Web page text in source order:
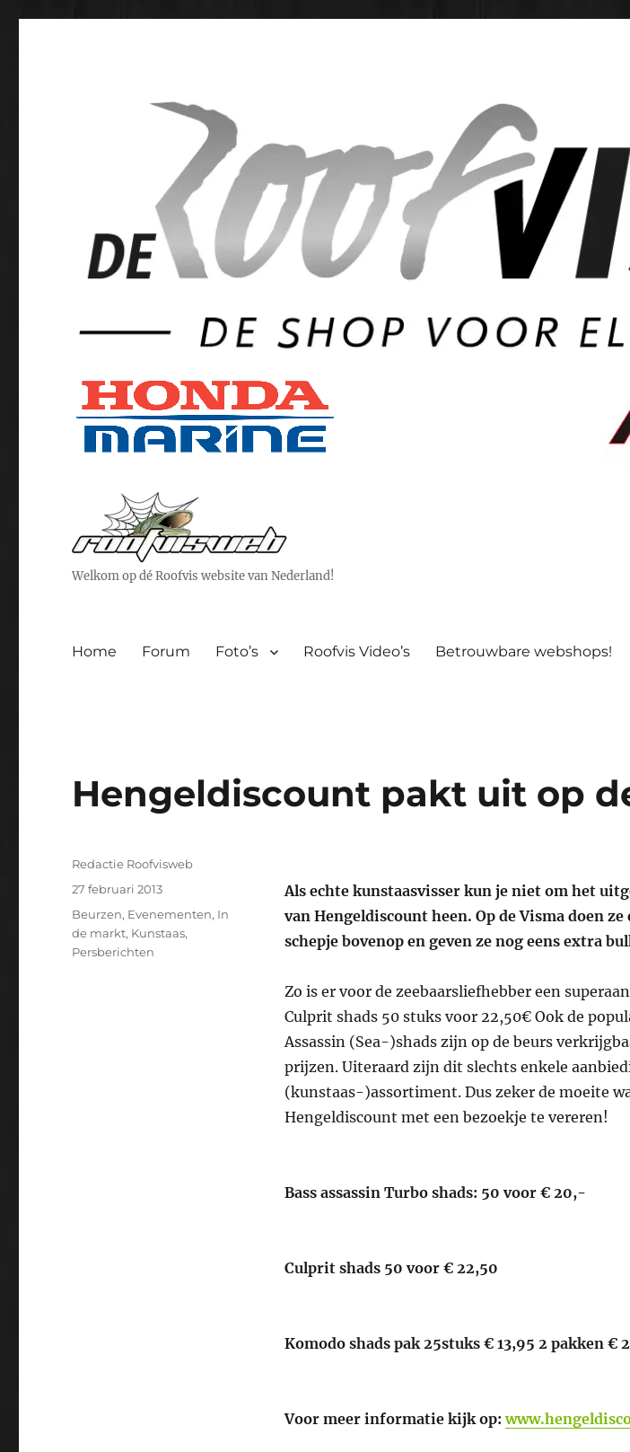
Welkom op dé Roofvis website van Nederland!
Home Forum Foto’s Roofvis Video’s Betrouwbare webshops!
Hengeldiscount pakt uit op
Als echte kunstaasvisser kun je niet om het
van Hengeldiscount heen. Op de Visma doen
schepje bovenop en geven ze nog eens extra
Zo is er voor de zeebaarsliefhebber een
Culprit shads 50 stuks voor 22,50€ Ook de
Assassin (Sea-)shads zijn op de beurs
prijzen. Uiteraard zijn dit slechts enkele
(kunstaas-)assortiment. Dus zeker de moeite
Hengeldiscount met een bezoekje te vereren!
Bass assassin Turbo shads: 50 voor € 20,-
Culprit shads 50 voor € 22,50
Komodo shads pak 25stuks € 13,95 2 pakken €
Voor meer informatie kijk op:
Auteur
Redactie Roofvisweb
Geplaatst
27 februari 2013
Categorieën
Beurzen, Evenementen, In
de markt, Kunstaas,
Persberichten